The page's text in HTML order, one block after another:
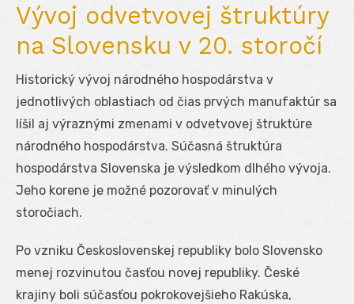
Vývoj odvetvovej štruktúry
na Slovensku v 20. storočí
Historický vývoj národného hospodárstva v
jednotlivých oblastiach od čias prvých manufaktúr sa
líšil aj výraznými zmenami v odvetvovej štruktúre
národného hospodárstva. Súčasná štruktúra
hospodárstva Slovenska je výsledkom dlhého vývoja.
Jeho korene je možné pozorovať v minulých
storočiach.
Po vzniku Československej republiky bolo Slovensko
menej rozvinutou časťou novej republiky. České
krajiny boli súčasťou pokrokovejšieho Rakúska,